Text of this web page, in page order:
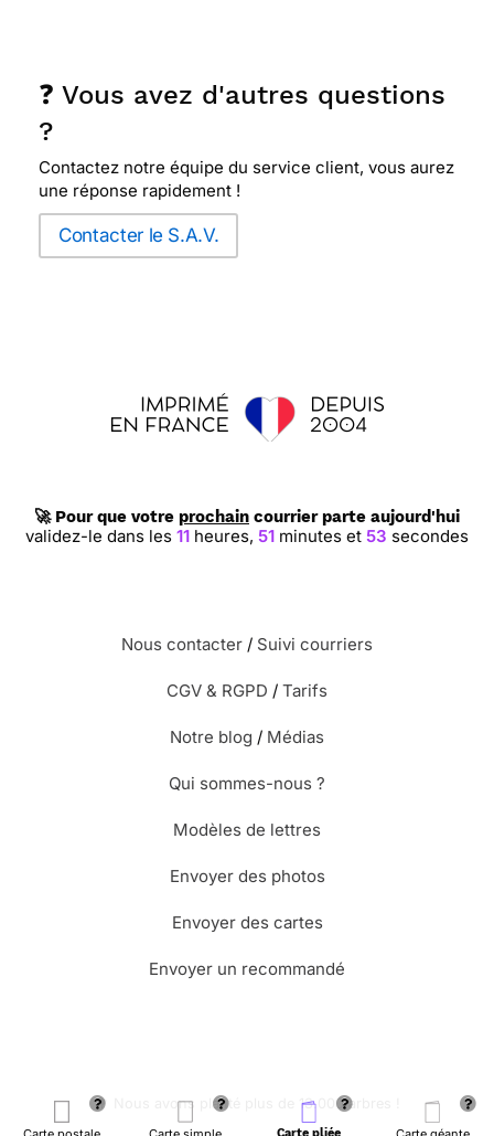
❓ Vous avez d'autres questions
?
Contactez notre équipe du service client, vous aurez
une réponse rapidement !
Contacter le S.A.V.
🚀 Pour que votre prochain courrier parte aujourd'hui
validez-le dans les11 heures,51 minutes et52 secondes
Nous contacter / Suivi courriers
CGV & RGPD / Tarifs
Notre blog / Médias
Qui sommes-nous ?
Modèles de lettres
Envoyer des photos
Envoyer des cartes
Envoyer un recommandé
🌳 Nous avons planté plus de 13.000 arbres !